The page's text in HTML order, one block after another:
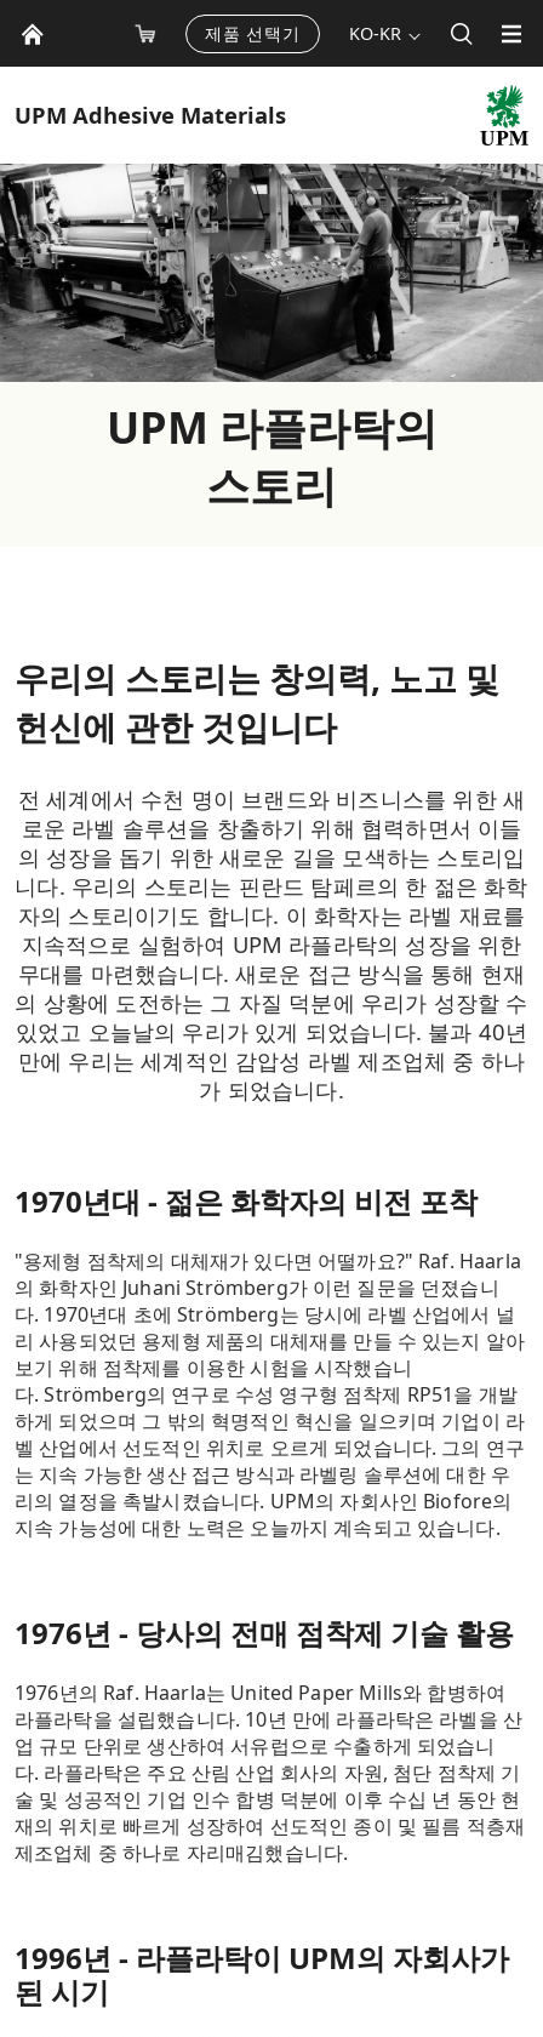
제품 선택기 KO-KR
UPM Adhesive Materials
UPM 라플라탁의
스토리
우리의 스토리는 창의력, 노고 및
헌신에 관한 것입니다
전 세계에서 수천 명이 브랜드와 비즈니스를 위한 새
로운 라벨 솔루션을 창출하기 위해 협력하면서 이들
의 성장을 돕기 위한 새로운 길을 모색하는 스토리입
니다. 우리의 스토리는 핀란드 탐페르의 한 젊은 화학
자의 스토리이기도 합니다. 이 화학자는 라벨 재료를
지속적으로 실험하여 UPM 라플라탁의 성장을 위한
무대를 마련했습니다.새로운 접근 방식을 통해 현재
의 상황에 도전하는 그 자질 덕분에 우리가 성장할 수
있었고 오늘날의 우리가 있게 되었습니다. 불과 40년
만에 우리는 세계적인 감압성 라벨 제조업체 중 하나
가 되었습니다.
1970년대 - 젊은 화학자의 비전 포착
"용제형 점착제의 대체재가 있다면 어떨까요?" Raf. Haarla
의 화학자인 Juhani Strömberg가 이런 질문을 던졌습니
다. 1970년대 초에 Strömberg는 당시에 라벨 산업에서 널
리 사용되었던 용제형 제품의 대체재를 만들 수 있는지 알아
보기 위해 점착제를 이용한 시험을 시작했습니
다.Strömberg의 연구로 수성 영구형 점착제 RP51을 개발
하게 되었으며 그 밖의 혁명적인 혁신을 일으키며 기업이 라
벨 산업에서 선도적인 위치로 오르게 되었습니다. 그의 연구
는 지속 가능한 생산 접근 방식과 라벨링 솔루션에 대한 우
리의 열정을 촉발시켰습니다. UPM의 자회사인 Biofore의
지속 가능성에 대한 노력은 오늘까지 계속되고 있습니다.
1976년 - 당사의 전매 점착제 기술 활용
1976년의 Raf. Haarla는 United Paper Mills와 합병하여
라플라탁을 설립했습니다. 10년 만에 라플라탁은 라벨을 산
업 규모 단위로 생산하여 서유럽으로 수출하게 되었습니
다. 라플라탁은 주요 산림 산업 회사의 자원, 첨단 점착제 기
술 및 성공적인 기업 인수 합병 덕분에 이후 수십 년 동안 현
재의 위치로 빠르게 성장하여 선도적인 종이 및 필름 적층재
제조업체 중 하나로 자리매김했습니다.
1996년 - 라플라탁이 UPM의 자회사가
된 시기